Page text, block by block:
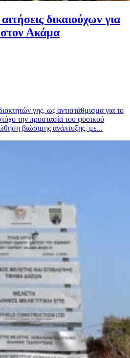
δικαιούχων για
στον Ακάμα
γης, ως αντιστάθμισμα για το
την προστασία του φυσικού
βιώσιμης ανάπτυξης, με...